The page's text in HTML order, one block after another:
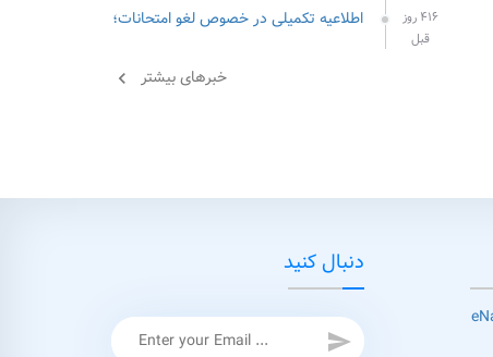
۴۱۶ روز
قبل
اطلاعیه تکمیلی در خصوص لغو امتحانات؛
خبرهای بیشتر chevron_left
دنبال کنید
send